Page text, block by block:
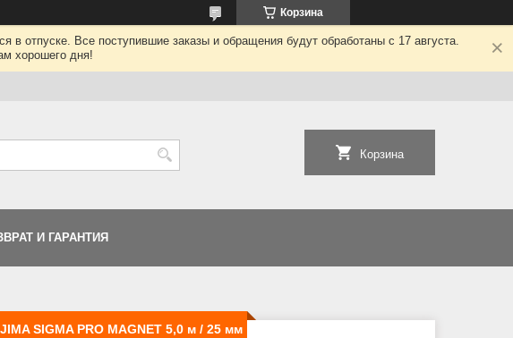
Корзина
отпуске. Все поступившие заказы и обращения будут обработаны с 17 августа.
хорошего дня!
Корзина
И ГАРАНТИЯ
SIGMA PRO MAGNET 5,0 м / 25 мм